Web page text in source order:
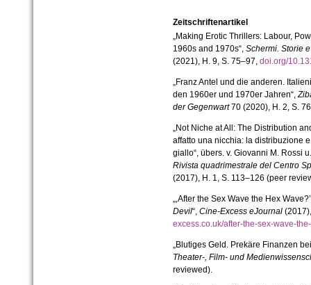
Zeitschriftenartikel
„Making Erotic Thrillers: Labour,
1960s and 1970s“, Schermi. Storie
(2021), H. 9, S. 75–97, doi.org/
„Franz Antel und die anderen.
den 1960er und 1970er Jahren“,
der Gegenwart70 (2020), H. 2, S.
„Not Niche at All: The Distribution
affatto una nicchia: la distribuzione
giallo“, übers. v. Giovanni M. Rossi
Rivista quadrimestrale del Centro
(2017), H. 1, S. 113–126 (peer
„‚After the Sex Wave the Hex
Devil“,Cine-Excess eJournal
excess.co.uk/after-the-sex-wave-
„Blutiges Geld. Prekäre Finanzen
Theater-, Film- und
reviewed).